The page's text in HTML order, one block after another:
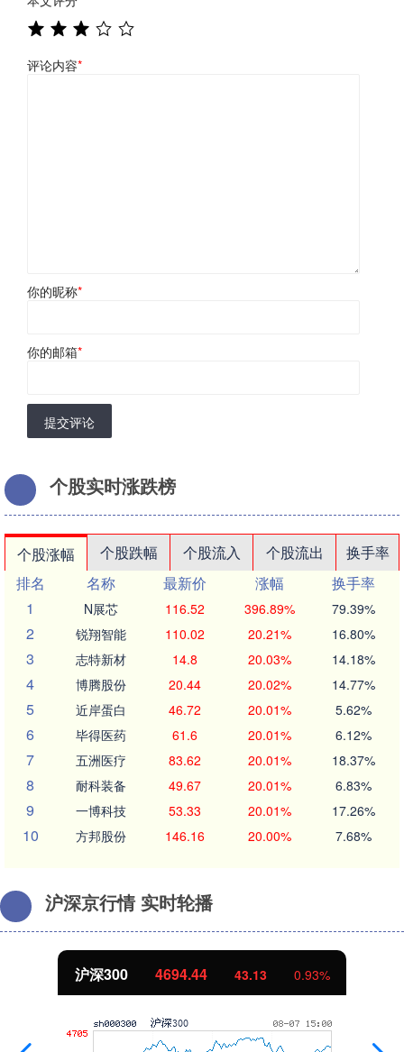
评论内容*
你的昵称*
你的邮箱*
提交评论
个股实时涨跌榜
个股涨幅 个股跌幅 个股流入 个股流出
换手率
排名
名称 最新价 涨幅
换手率
1
N展芯 116.52 396.89% 79.39%
2 锐翔智能 110.02 20.21% 16.80%
3 志特新材 14.8 20.03% 14.18%
4 博腾股份 20.44 20.02% 14.77%
5 近岸蛋白 46.72 20.01% 5.62%
6 毕得医药 61.6 20.01% 6.12%
7 五洲医疗 83.62 20.01% 18.37%
8 耐科装备 49.67 20.01% 6.83%
9 一博科技 53.33 20.01% 17.26%
10 方邦股份 146.16 20.00% 7.68%
沪深京行情 实时轮播
沪深300 4694.44 43.13 0.93%